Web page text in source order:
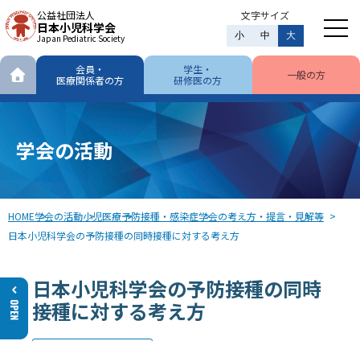
公益社団法人
日本小児科学会
Japan Pediatric Society
文字サイズ
小 中 大
会員・
医療関係者の方
学生・
研修医の方
一般の方
学会の活動
HOME学会の活動小児医療予防接種・感染症学会の考え方・提言・見解等
日本小児科学会の予防接種の同時接種に対する考え方
日本小児科学会の予防接種の同時
接種に対する考え方